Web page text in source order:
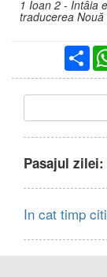
1 Ioan 2 - Întâia
traducerea
Pasajul zilei:
In cat timp